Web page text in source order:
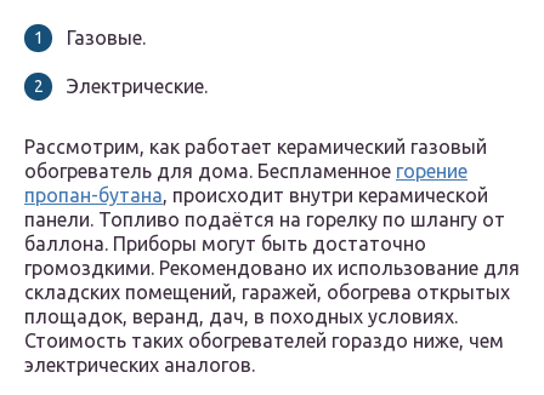
Газовые.
Электрические.
Рассмотрим, как работает керамический газовый
обогреватель для дома. Беспламенное горение
пропан-бутана, происходит внутри керамической
панели. Топливо подаётся на горелку по шлангу от
баллона. Приборы могут быть достаточно
громоздкими. Рекомендовано их использование для
складских помещений, гаражей, обогрева открытых
площадок, веранд, дач, в походных условиях.
Стоимость таких обогревателей гораздо ниже, чем
электрических аналогов.